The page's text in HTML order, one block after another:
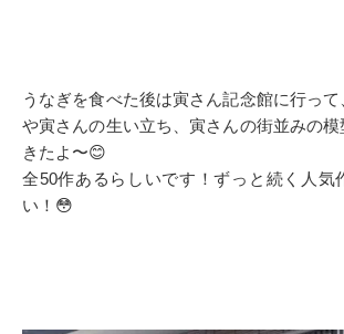
うなぎを食べた後は寅さん記念館に行っ
や寅さんの生い立ち、寅さんの街並みの
きたよ〜😊
全50作あるらしいです！ずっと続く人気
い！😳